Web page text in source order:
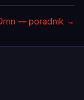
— poradnik →